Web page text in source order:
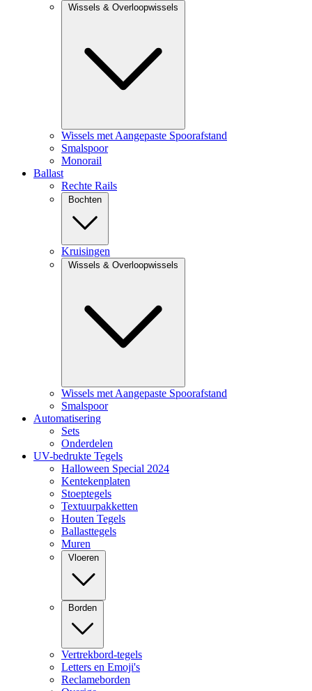
Wissels & Overloopwissels
Wissels met Aangepaste Spoorafstand
Smalspoor
Monorail
Ballast
Rechte Rails
Bochten
Kruisingen
Wissels & Overloopwissels
Wissels met Aangepaste Spoorafstand
Smalspoor
Automatisering
Sets
Onderdelen
UV-bedrukte Tegels
Halloween Special 2024
Kentekenplaten
Stoeptegels
Textuurpakketten
Houten Tegels
Ballasttegels
Muren
Vloeren
Borden
Vertrekbord-tegels
Letters en Emoji's
Reclameborden